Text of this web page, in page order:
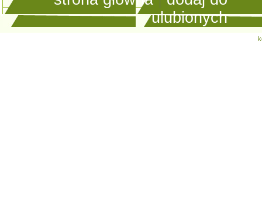
ulubionych